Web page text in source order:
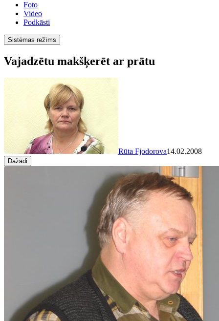
Foto
Video
Podkāsti
Sistēmas režīms
Vajadzētu makšķerēt ar prātu
Rūta Fjodorova14.02.2008
Dažādi